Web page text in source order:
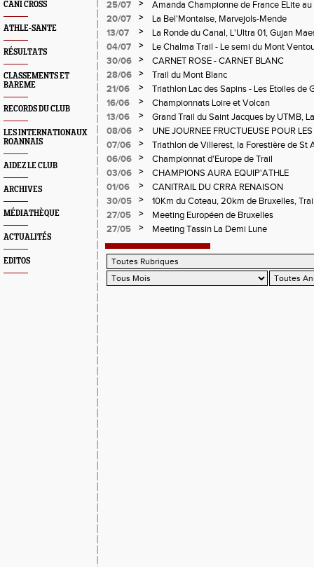
CANI CROSS
ATHLE-SANTE
RÉSULTATS
CLASSEMENTS ET
BAREME
RECORDS DU CLUB
LES INTERNATIONAUX
ROANNAIS
AIDEZ LE CLUB
ARCHIVES
MÉDIATHÈQUE
ACTUALITÉS
EDITOS
25/07
>
Amanda Championne de France ELite
20/07
>
La Bel'Montaise, Marvejols-Mende
13/07
>
La Ronde du Canal, L'Ultra 01, Gujan
04/07
>
Le Chalma Trail - Le semi du Mont
Cublize - Les Passerelles de Monteynard
Pralognon La Vanoise
30/06 >
CARNET ROSE - CARNET BLANC
28/06
>
Trail du Mont Blanc
21/06
>
Triathlon Lac des Sapins - Les Etoiles de
16/06
>
Championnats Loire et Volcan
13/06
>
Grand Trail du Saint Jacques by UTMB,
d'Andrézieux-Bouthéon
08/06 >
UNE JOURNEE FRUCTUEUSE POUR
CHAMPIONNATS DE LA LOIRE A
07/06 >
Triathlon de Villerest, la Forestière de St
Circuit de la Sure, Tour du Pays Roannais
06/06 >
Championnat d'Europe de Trail
03/06
>
CHAMPIONS AURA EQUIP'ATHLE
01/06
>
CANITRAIL DU CRRA RENAISON
30/05
>
10Km du Coteau, 20km de Bruxelles,
Pilatrail
27/05 >
Meeting Européen de Bruxelles
27/05
> Meeting Tassin La Demi Lune